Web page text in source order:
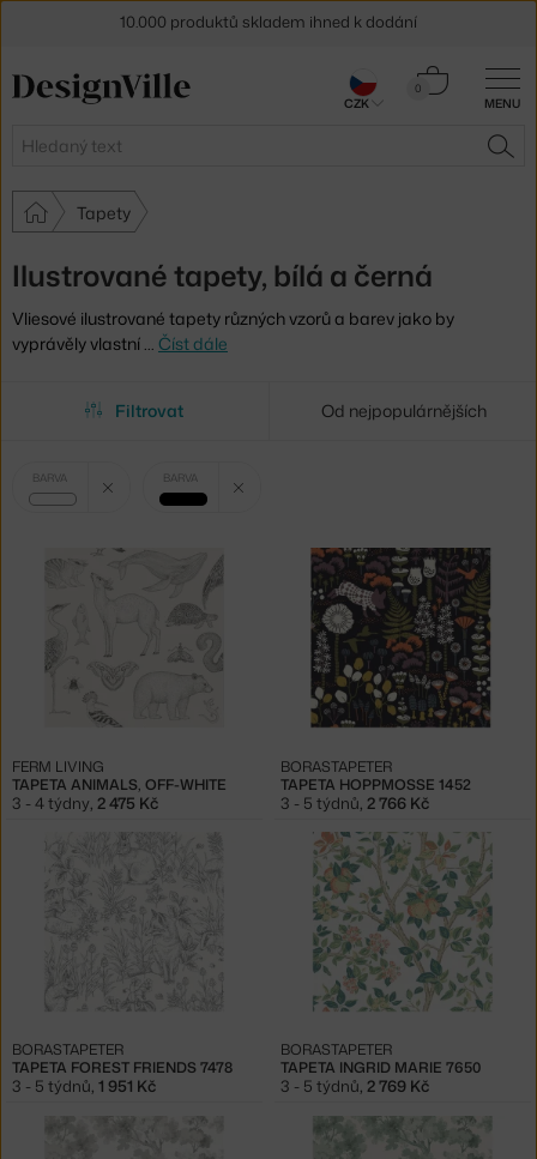
MENU
Hledat
0
Košík
Tapety
Ilustrované tapety, bílá a černá
Vliesové ilustrované tapety různých vzorů a barev jako by
vyprávěly vlastní … Číst dále
Filtrovat Od nejpopulárnějších
Vybrané
filtry:
BARVA
bílá
BARVA
černá
TAPETA ANIMALS, OFF-WHITE
FERM LIVING
3 - 4 týdny 2 475 Kč
TAPETA HOPPMOSSE 1452
BORASTAPETER
3 - 5 týdnů 2 766 Kč
TAPETA FOREST FRIENDS 7478
BORASTAPETER
3 - 5 týdnů, 1 951 Kč
TAPETA INGRID MARIE 7650
BORASTAPETER
3 - 5 týdnů, 2 769 Kč
10.000 produktů skladem ihned k dodání
30 dní na vrácení zbožíCZK